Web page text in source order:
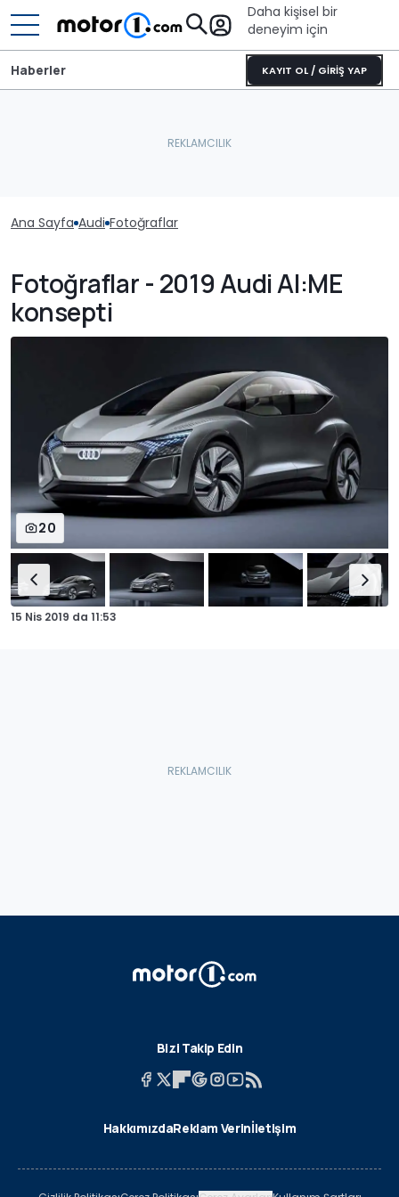
Daha kişisel bir
deneyim için
KAYIT OL / GİRİŞ YAP
Haberler
Ana Sayfa Audi Fotoğraflar
Fotoğraflar - 2019 Audi AI:ME
konsepti
20
15 Nis 2019 da 11:53
Bizi Takip Edin
HakkımızdaReklam Verinİletişim